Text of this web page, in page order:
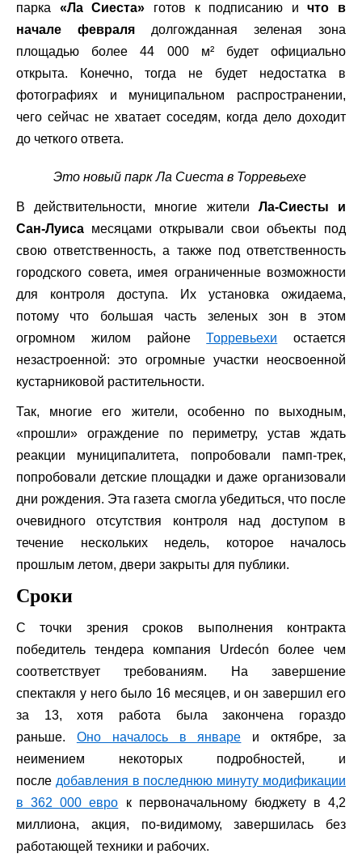
парка «Ла Сиеста» готов к подписанию ичто в
начале февраля долгожданная зеленая зона
площадью более 44 000 м² будет официально
открыта. Конечно, тогда не будет недостатка в
фотографиях и муниципальном распространении,
чего сейчас не хватает соседям, когда дело доходит
до четкого ответа.
Это новый парк Ла Сиеста в Торревьехе
В действительности, многие жители Ла-Сиесты и
Сан-Луиса месяцами открывали свои объекты под
свою ответственность, а также под ответственность
городского совета, имея ограниченные возможности
для контроля доступа. Их установка ожидаема,
потому что большая часть зеленых зон в этом
огромном жилом районеТорревьехи остается
незастроенной: это огромные участки неосвоенной
кустарниковой растительности.
Так, многие его жители, особенно по выходным,
«прошли» ограждение по периметру, устав ждать
реакции муниципалитета, попробовали памп-трек,
попробовали детские площадки и даже организовали
дни рождения. Эта газета смогла убедиться, что после
очевидного отсутствия контроля над доступом в
течение нескольких недель, которое началось
прошлым летом, двери закрыты для публики.
Сроки
С точки зрения сроков выполнения контракта
победитель тендера компания Urdecón более чем
соответствует требованиям. На завершение
спектакля у него было 16 месяцев, и он завершил его
за 13, хотя работа была закончена гораздо
раньше. Оно началось в январе и октябре, за
неимением некоторых подробностей, и
после добавления в последнюю минуту модификации
в 362 000 евро к первоначальному бюджету в 4,2
миллиона, акция, по-видимому, завершилась без
работающей техники и рабочих.